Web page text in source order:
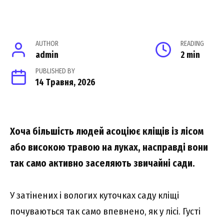
AUTHOR
admin
READING
2 min
PUBLISHED BY
14 Травня, 2026
Хоча більшість людей асоціює кліщів із лісом
або високою травою на луках, насправді вони
так само активно заселяють звичайні сади.
У затінених і вологих куточках саду кліщі
почуваються так само впевнено, як у лісі. Густі